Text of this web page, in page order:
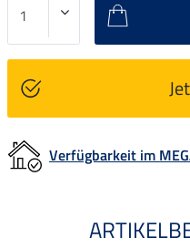
Verfügbarkeit im